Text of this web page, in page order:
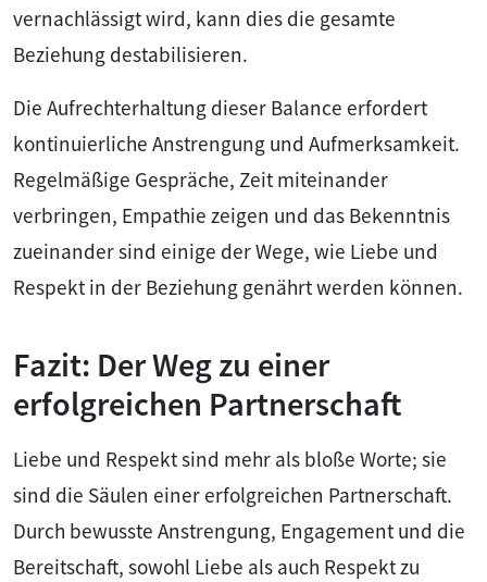
vernachlässigt wird, kann dies die gesamte
Beziehung destabilisieren.
Die Aufrechterhaltung dieser Balance erfordert
kontinuierliche Anstrengung und Aufmerksamkeit.
Regelmäßige Gespräche, Zeit miteinander
verbringen, Empathie zeigen und das Bekenntnis
zueinander sind einige der Wege, wie Liebe und
Respekt in der Beziehung genährt werden können.
Fazit: Der Weg zu einer
erfolgreichen Partnerschaft
Liebe und Respekt sind mehr als bloße Worte; sie
sind die Säulen einer erfolgreichen Partnerschaft.
Durch bewusste Anstrengung, Engagement und die
Bereitschaft, sowohl Liebe als auch Respekt zu